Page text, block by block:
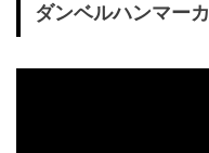
ダンベルハンマー